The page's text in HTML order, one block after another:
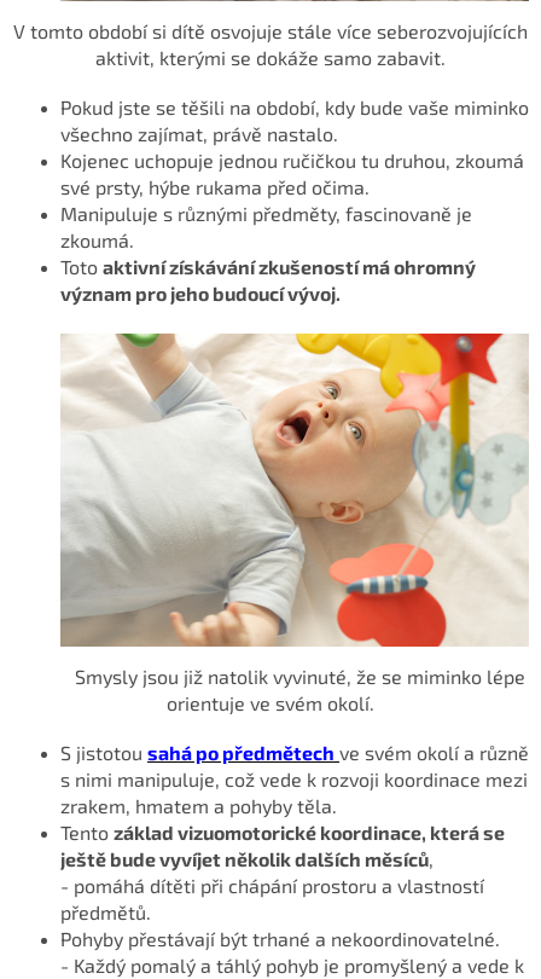
V tomto období si dítě osvojuje stále více seberozvojujících
aktivit, kterými se dokáže samo zabavit.
Pokud jste se těšili na období, kdy bude vaše miminko
všechno zajímat, právě nastalo.
Kojenec uchopuje jednou ručičkou tu druhou, zkoumá
své prsty, hýbe rukama před očima.
Manipuluje s různými předměty, fascinovaně je
zkoumá.
Toto aktivní získávání zkušeností má ohromný
význam pro jeho budoucí vývoj.
Smysly jsou již natolik vyvinuté, že se miminko lépe
orientuje ve svém okolí.
S jistotou sahá po předmětech ve svém okolí a různě
s nimi manipuluje, což vede k rozvoji koordinace mezi
zrakem, hmatem a pohyby těla.
Tento základ vizuomotorické koordinace, která se
ještě bude vyvíjet několik dalších měsíců,
- pomáhá dítěti při chápání prostoru a vlastností
předmětů.
Pohyby přestávají být trhané a nekoordinovatelné.
- Každý pomalý a táhlý pohyb je promyšlený a vede k